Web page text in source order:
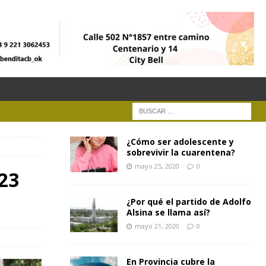
¿Cómo ser adolescente y
sobrevivir la cuarentena?
mayo 25, 2020 0
¿Por qué el partido de Adolfo
Alsina se llama así?
mayo 21, 2020 0
En Provincia cubre la